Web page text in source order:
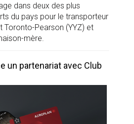
dans deux des plus
du pays pour le transporteur
Toronto-Pearson (YYZ) et
mère.
un partenariat avec Club